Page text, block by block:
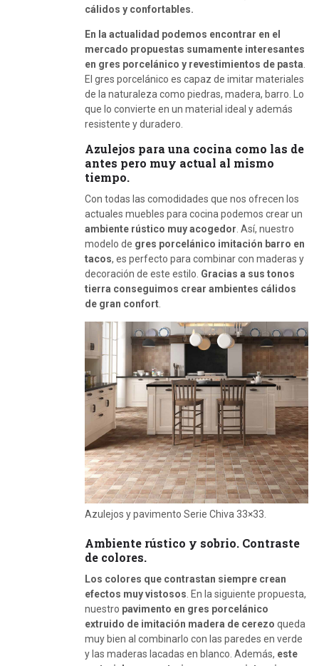
cálidos y confortables.
En la actualidad podemos encontrar en el
mercado propuestas sumamente interesantes
en gres porcelánico y revestimientos de pasta
El gres porcelánico es capaz de imitar materiales
de la naturaleza como piedras, madera, barro. Lo
que lo convierte en un material ideal y además
resistente y duradero.
Azulejos para una cocina como las de
antes pero muy actual al mismo
tiempo.
Con todas las comodidades que nos ofrecen los
actuales muebles para cocina podemos crear un
ambiente rústico muy acogedor . Así, nuestro
modelo de gres porcelánico imitación barro en
tacos, es perfecto para combinar con maderas y
decoración de este estilo. Gracias a sus tonos
tierra conseguimos crear ambientes cálidos
de gran confort.
Azulejos y pavimento Serie Chiva 33×33.
Ambiente rústico y sobrio. Contraste
de colores.
Los colores que contrastan siempre crean
efectos muy vistosos . En la siguiente propuesta,
nuestro pavimento en gres porcelánico
extruido de imitación madera de cerezo queda
muy bien al combinarlo con las paredes en verde
y las maderas lacadas en blanco. Además, este